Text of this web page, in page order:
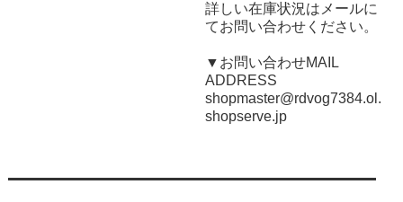
詳しい在庫状況はメールに
てお問い合わせください。
▼お問い合わせMAIL
ADDRESS
shopmaster@rdvog7384.ol.
shopserve.jp